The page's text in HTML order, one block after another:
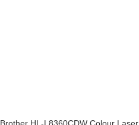
Brother HL-L8360CDW Colour Laser